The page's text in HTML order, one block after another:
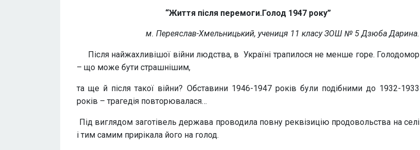
“Життя після перемоги.Голод 1947 року”
м. Переяслав-Хмельницький, учениця 11 класу ЗОШ № 5 Дзюба Дарина.
Після найжахливішої війни людства, в Україні трапилося не менше горе. Голодомор
– що може бути страшнішим,
та ще й після такої війни? Обставини 1946-1947 років були подібними до 1932-1933
років – трагедія повторювалася…
Під виглядом заготівель держава проводила повну реквізицію продовольства на селі
і тим самим прирікала його на голод.